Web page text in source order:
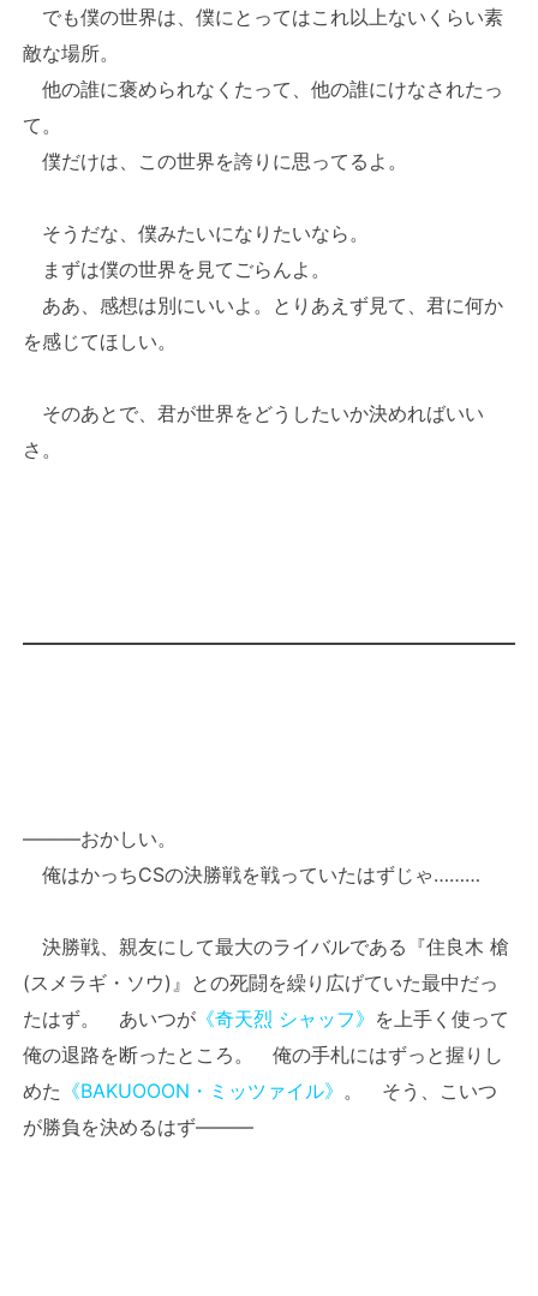
でも僕の世界は、僕にとってはこれ以上ないくらい素
敵な場所。
他の誰に褒められなくたって、他の誰にけなされたっ
て。
僕だけは、この世界を誇りに思ってるよ。
そうだな、僕みたいになりたいなら。
まずは僕の世界を見てごらんよ。
ああ、感想は別にいいよ。とりあえず見て、君に何か
を感じてほしい。
そのあとで、君が世界をどうしたいか決めればいい
さ。
―――おかしい。
俺はかっちCSの決勝戦を戦っていたはずじゃ………
決勝戦、親友にして最大のライバルである『住良木 槍
(スメラギ・ソウ)』との死闘を繰り広げていた最中だっ
たはず。 あいつが 《奇天烈 シャッフ》 を上手く使って
俺の退路を断ったところ。 俺の手札にはずっと握りし
めた 《BAKUOOON・ミッツァイル》 。 そう、こいつ
が勝負を決めるはず―――